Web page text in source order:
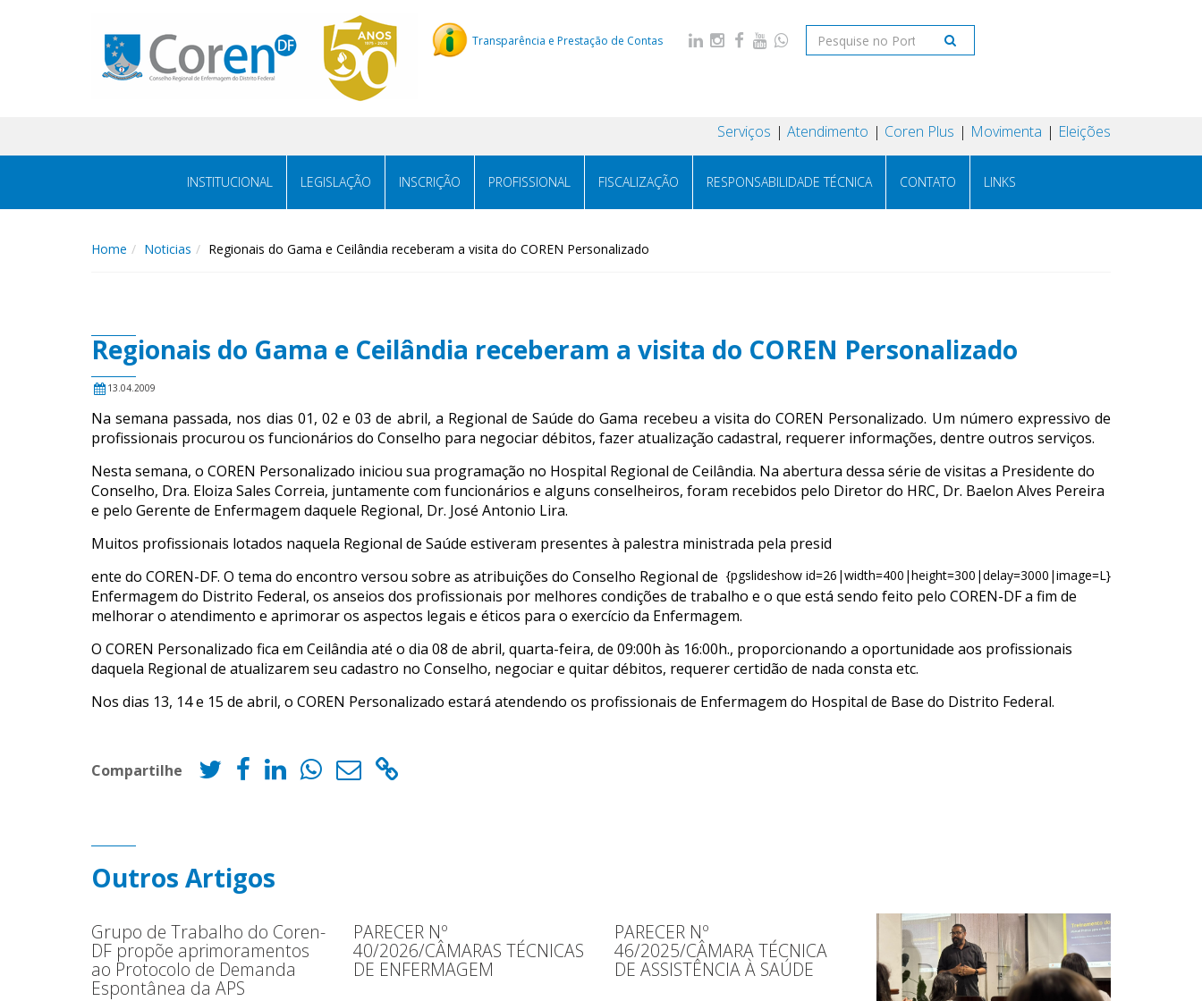
Transparência e Prestação de Contas
Serviços Atendimento Coren Plus Movimenta Eleições
INSTITUCIONAL LEGISLAÇÃO INSCRIÇÃO PROFISSIONAL FISCALIZAÇÃO RESPONSABILIDADE TÉCNICA CONTATO LINKS
Home Noticias Regionais do Gama e Ceilândia receberam a visita do COREN Personalizado
Regionais do Gama e Ceilândia receberam a visita do COREN Personalizado
13.04.2009
Na semana passada, nos dias 01, 02 e 03 de abril, a Regional de Saúde do Gama recebeu a visita do COREN Personalizado. Um número expressivo de
profissionais procurou os funcionários do Conselho para negociar débitos, fazer atualização cadastral, requerer informações, dentre outros serviços.
Nesta semana, o COREN Personalizado iniciou sua programação no Hospital Regional de Ceilândia. Na abertura dessa série de visitas a Presidente do
Conselho, Dra. Eloiza Sales Correia, juntamente com funcionários e alguns conselheiros, foram recebidos pelo Diretor do HRC, Dr. Baelon Alves Pereira
e pelo Gerente de Enfermagem daquele Regional, Dr. José Antonio Lira.
Muitos profissionais lotados naquela Regional de Saúde estiveram presentes à palestra ministrada pela presid
{pgslideshow id=26|width=400|height=300|delay=3000|image=L}
ente do COREN-DF. O tema do encontro versou sobre as atribuições do Conselho Regional de
Enfermagem do Distrito Federal, os anseios dos profissionais por melhores condições de trabalho e o que está sendo feito pelo COREN-DF a fim de
melhorar o atendimento e aprimorar os aspectos legais e éticos para o exercício da Enfermagem.
O COREN Personalizado fica em Ceilândia até o dia 08 de abril, quarta-feira, de 09:00h às 16:00h., proporcionando a oportunidade aos profissionais
daquela Regional de atualizarem seu cadastro no Conselho, negociar e quitar débitos, requerer certidão de nada consta etc.
Nos dias 13, 14 e 15 de abril, o COREN Personalizado estará atendendo os profissionais de Enfermagem do Hospital de Base do Distrito Federal.
Compartilhe
Outros Artigos
Grupo de Trabalho do Coren-
DF propõe aprimoramentos
ao Protocolo de Demanda
Espontânea da APS
PARECER Nº
40/2026/CÂMARAS TÉCNICAS
DE ENFERMAGEM
PARECER Nº
46/2025/CÂMARA TÉCNICA
DE ASSISTÊNCIA À SAÚDE